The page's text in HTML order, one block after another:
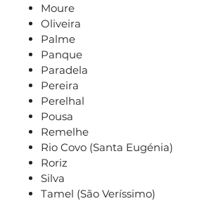
Moure
Oliveira
Palme
Panque
Paradela
Pereira
Perelhal
Pousa
Remelhe
Rio Covo (Santa Eugénia)
Roriz
Silva
Tamel (São Veríssimo)